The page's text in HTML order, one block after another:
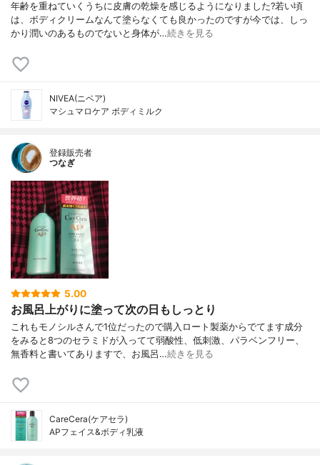
年齢を重ねていくうちに皮膚の乾燥を感じるようになりました?若い頃
は、ボディクリームなんて塗らなくても良かったのですが今では、しっ
かり潤いのあるものでないと身体が…続きを見る
NIVEA(ニベア)
マシュマロケア ボディミルク
登録販売者
つなぎ
5.00
お風呂上がりに塗って次の日もしっとり
これもモノシルさんで1位だったので購入ロート製薬からでてます成分
をみると8つのセラミドが入ってて弱酸性、低刺激、パラベンフリー、
無香料と書いてありますで、お風呂…続きを見る
CareCera(ケアセラ)
APフェイス&ボディ乳液